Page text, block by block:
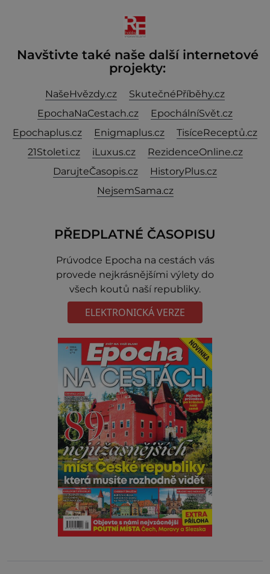
Navštivte také naše další internetové
projekty:
NašeHvězdy.cz
SkutečnéPříběhy.cz
EpochaNaCestach.cz
EpochálníSvět.cz
Epochaplus.cz
Enigmaplus.cz
TisíceReceptů.cz
21Stoleti.cz
iLuxus.cz
RezidenceOnline.cz
DarujteČasopis.cz
HistoryPlus.cz
NejsemSama.cz
PŘEDPLATNÉ ČASOPISU
Prúvodce Epocha na cestách vás
provede nejkrásnějšími výlety do
všech koutů naší republiky.
ELEKTRONICKÁ VERZE